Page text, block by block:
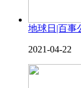
地球日|百事
2021-04-22